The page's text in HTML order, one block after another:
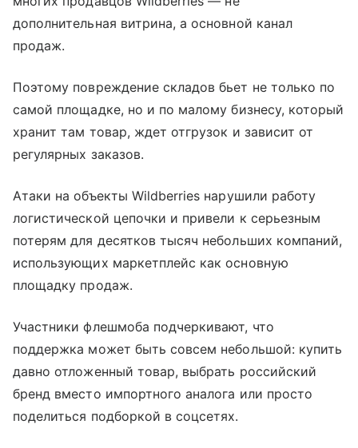
дополнительная витрина, а основной канал
продаж.
Поэтому повреждение складов бьет не только по
самой площадке, но и по малому бизнесу, который
хранит там товар, ждет отгрузок и зависит от
регулярных заказов.
Атаки на объекты Wildberries нарушили работу
логистической цепочки и привели к серьезным
потерям для десятков тысяч небольших компаний,
использующих маркетплейс как основную
площадку продаж.
Участники флешмоба подчеркивают, что
поддержка может быть совсем небольшой: купить
давно отложенный товар, выбрать российский
бренд вместо импортного аналога или просто
поделиться подборкой в соцсетях.